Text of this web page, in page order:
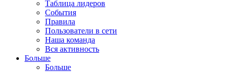
Таблица лидеров
События
Правила
Пользователи в сети
Наша команда
Вся активность
Больше
Больше